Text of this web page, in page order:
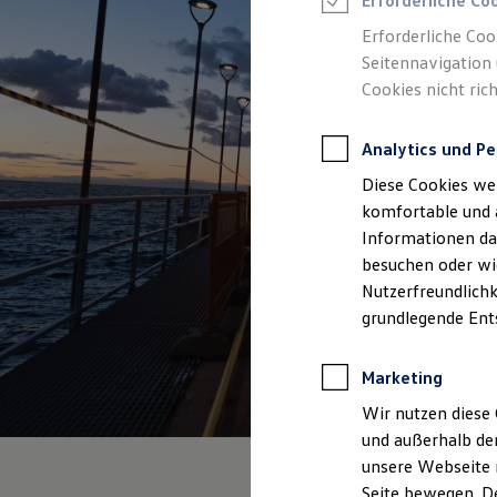
Feuerwehr
Rettungsdienste
ONE Business ID Vorteile
Fahrzeugsuche & Marktplatz
Fahrzeugsuche
Fahrzeuge online kaufen
Digitaler Marktplatz
Kauf & Finanzierung
Online-Fahrzeugbewertung
Aktionen & Angebote
E-Auto-Förderung
Für Privatkunden
Für Gewerbekunden
Profi Paket
TopDeal
Gebrauchtwagen
ProfiPartner für Gebrauchtwagen
Zertifizierte Gebrauchtwagen
Finanzierung
Für Privatkunden
Für Gewerbekunden
Erforderliche
Seitennavigation
Cookies nicht
Analytics und
Diese Cookies
komfortable und
Informationen
besuchen oder
grundlegende
Marketing
Wir nutzen diese
und außerhalb
unsere Webseite
Seite bewegen.